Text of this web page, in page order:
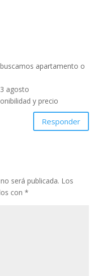
apartamento o
agosto
y precio
Responder
será publicada. Los
con *